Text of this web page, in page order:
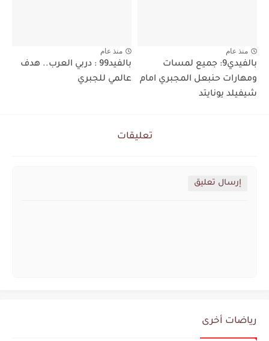
منذ عام
بالفيدي9: جميع لمسات
ومهارات حنبعل المجبري امام
شيفيلد يونايتد
منذ عام
بالفيد99 : دربي العرب.. هدف
عالمي للجبري
تعليقات
إرسال تعليق
رياضات أخرى